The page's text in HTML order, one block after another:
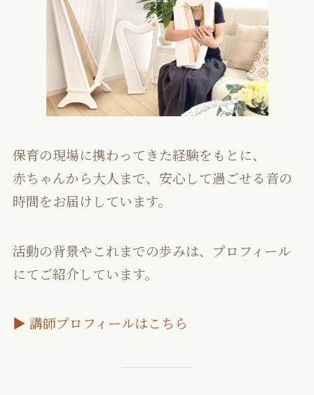
保育の現場に携わってきた経験をもとに、
赤ちゃんから大人まで、安心して過ごせる音の
時間をお届けしています。
活動の背景やこれまでの歩みは、プロフィール
にてご紹介しています。
▶ 講師プロフィールはこちら